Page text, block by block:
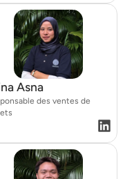
Asna
des ventes de